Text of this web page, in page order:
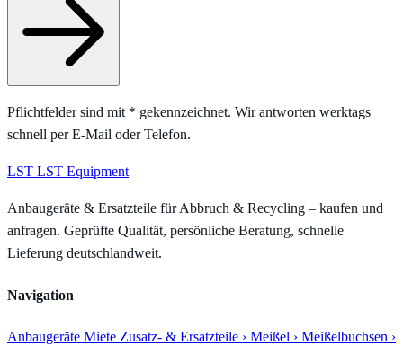
Pflichtfelder sind mit * gekennzeichnet. Wir antworten werktags
schnell per E-Mail oder Telefon.
LST LST Equipment
Anbaugeräte & Ersatzteile für Abbruch & Recycling – kaufen und
anfragen. Geprüfte Qualität, persönliche Beratung, schnelle
Lieferung deutschlandweit.
Navigation
Anbaugeräte Miete Zusatz- & Ersatzteile › Meißel › Meißelbuchsen ›